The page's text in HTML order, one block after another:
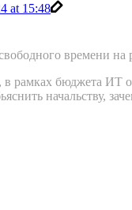
at 15:48
времени на
в рамках бюджета
начальству,